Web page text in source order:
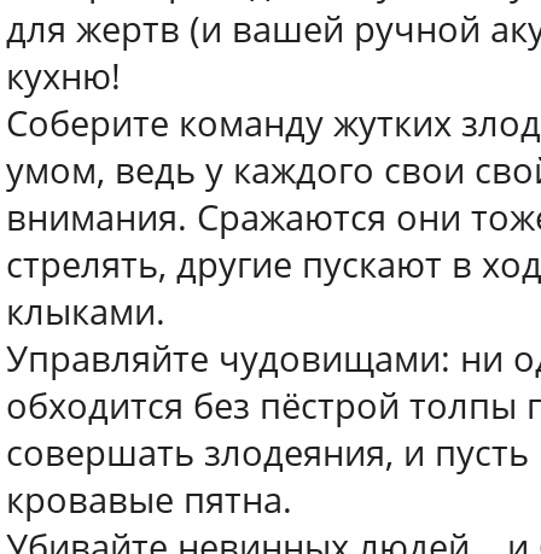
для жертв (и вашей ручной
кухню!
Соберите команду жутких
умом, ведь у каждого свои
внимания. Сражаются они
стрелять, другие пускают в
клыками.
Управляйте чудовищами: ни
обходится без пёстрой
совершать злодеяния, и
кровавые пятна.